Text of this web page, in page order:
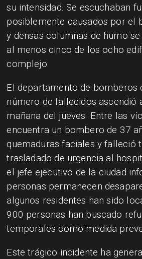
su intensidad. Se escuchaban
posiblemente causados por el
y densas columnas de humo
al menos cinco de los ocho
complejo.
El departamento de bomberos
número de fallecidos ascendió
mañana del jueves. Entre las
encuentra un bombero de 37
quemaduras faciales y falleció
trasladado de urgencia al
el jefe ejecutivo de la ciudad
personas permanecen
algunos residentes han sido
900 personas han buscado
temporales como medida
Este trágico incidente ha